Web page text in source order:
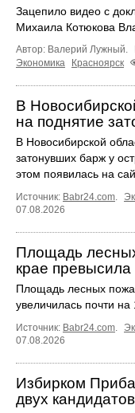
Зацепило видео с
Михаила Котюкова
Автор: Валерий Лужный.
Экономика
Красноярск
В
на поднятие
В Новосибирской
затонувших барж у
этом появилась на
Источник: Babr24.com.
07.08.2026
Площадь
крае превысила
Площадь лесных
увеличилась почти на
Источник: Babr24.com.
07.08.2026
Избирком
двух